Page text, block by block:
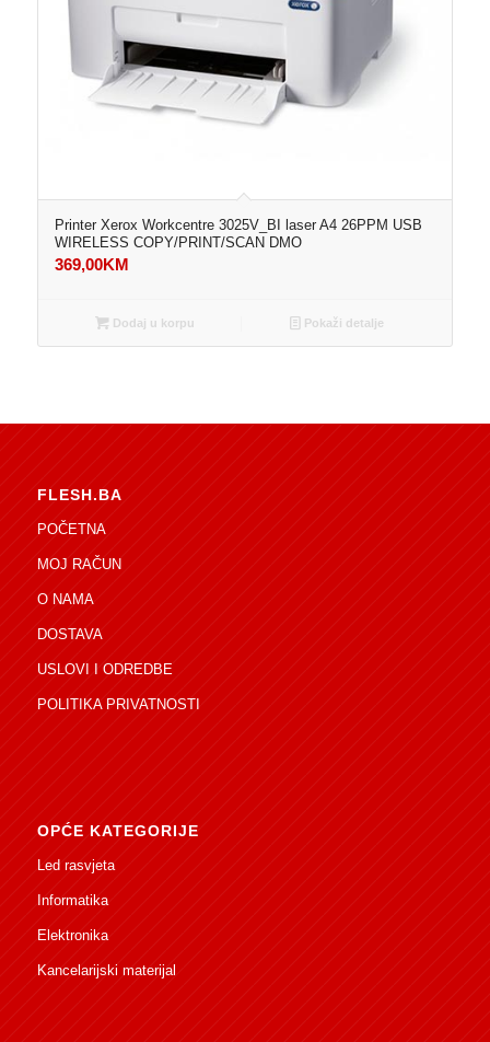
Printer Xerox Workcentre 3025V_BI laser A4 26PPM USB
WIRELESS COPY/PRINT/SCAN DMO
369,00KM
Dodaj u korpu Pokaži detalje
FLESH.BA
POČETNA
MOJ RAČUN
O NAMA
DOSTAVA
USLOVI I ODREDBE
POLITIKA PRIVATNOSTI
OPĆE KATEGORIJE
Led rasvjeta
Informatika
Elektronika
Kancelarijski materijal